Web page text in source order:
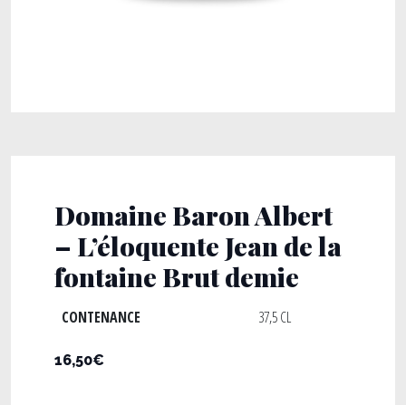
Domaine Baron Albert
– L’éloquente Jean de la
fontaine Brut demie
CONTENANCE 37,5 CL
16,50€